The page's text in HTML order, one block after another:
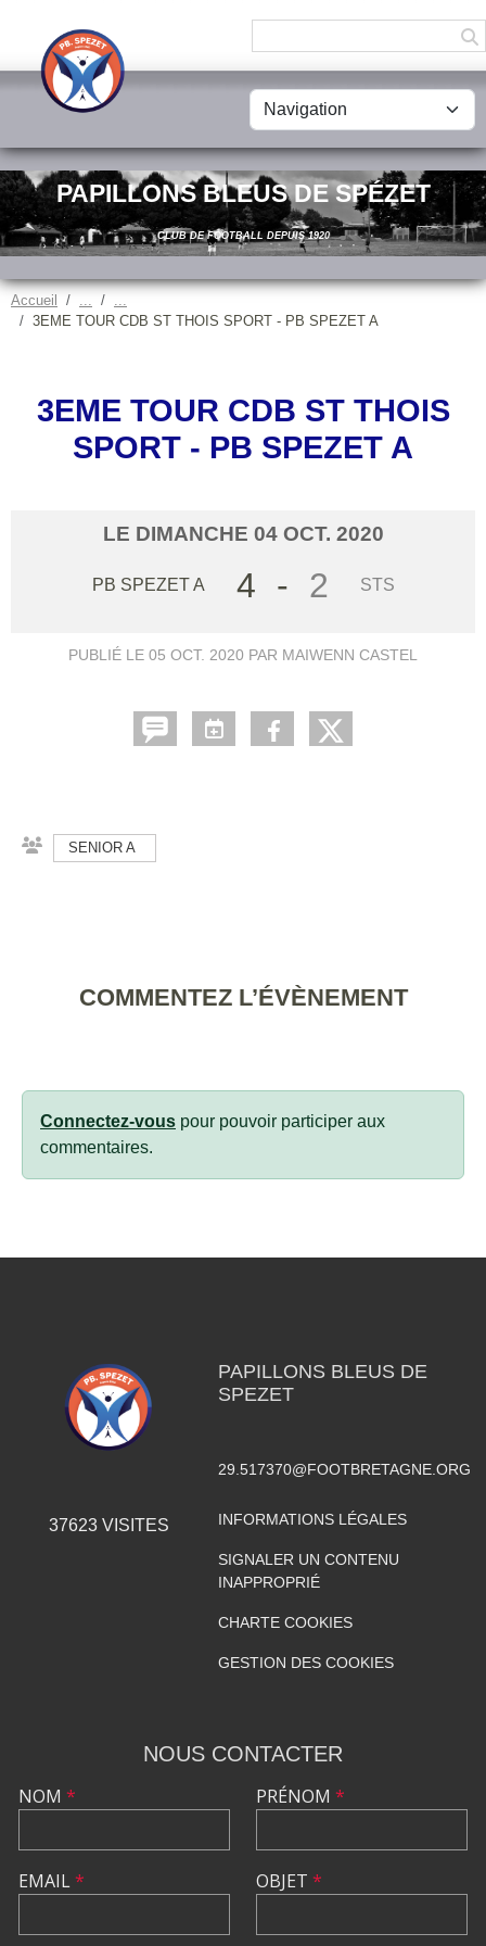
PAPILLONS BLEUS DE SPÉZET
CLUB DE FOOTBALL DEPUIS 1920
Accueil
3EME TOUR CDB ST THOIS SPORT - PB SPEZET A
3EME TOUR CDB ST THOIS
SPORT - PB SPEZET A
LE DIMANCHE 04 OCT. 2020
PB SPEZET A 4 - 2 STS
PUBLIÉ LE 05 OCT. 2020 PAR MAIWENN CASTEL
SENIOR A
COMMENTEZ L’ÉVÈNEMENT
Connectez-vous pour pouvoir participer aux
commentaires.
37623VISITES
PAPILLONS BLEUS DE
SPEZET
29.517370@FOOTBRETAGNE.ORG
INFORMATIONS LÉGALES
SIGNALER UN CONTENU
INAPPROPRIÉ
CHARTE COOKIES
GESTION DES COOKIES
NOUS CONTACTER
NOM *
EMAIL*
PRÉNOM *
OBJET *